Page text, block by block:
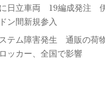
日立車両 19編成発注
ン間新規参入
テム障害発生 通販の荷
ッカー、全国で影響